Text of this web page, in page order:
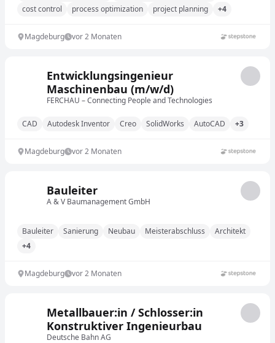
cost control
process optimization project planning +4
Magdeburg vor 2 Monaten
Entwicklungsingenieur
Maschinenbau (m/w/d)
FERCHAU – Connecting People and Technologies
CAD Autodesk Inventor Creo SolidWorks AutoCAD +3
Magdeburg vor 2 Monaten
Bauleiter
A & V Baumanagement GmbH
Bauleiter Sanierung Neubau Meisterabschluss
Architekt
+4
Magdeburg vor 2 Monaten
Metallbauer:in / Schlosser:in
Konstruktiver Ingenieurbau
Deutsche Bahn AG